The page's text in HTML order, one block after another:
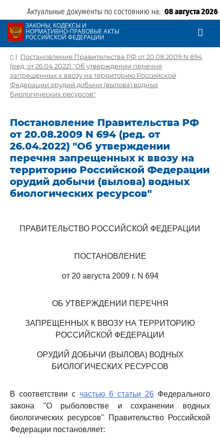
Актуальные документы по состоянию на: 08 августа 2026
ЗАКОНЫ, КОДЕКСЫ И
НОРМАТИВНО-ПРАВОВЫЕ АКТЫ
РОССИЙСКОЙ ФЕДЕРАЦИИ
| Постановление Правительства РФ от 20.08.2009 N 694
(ред. от 26.04.2022) "Об утверждении перечня
запрещенных к ввозу на территорию Российской
Федерации орудий добычи (вылова) водных
биологических ресурсов"
Постановление Правительства РФ
от 20.08.2009 N 694 (ред. от
26.04.2022) "Об утверждении
перечня запрещенных к ввозу на
территорию Российской Федерации
орудий добычи (вылова) водных
биологических ресурсов"
ПРАВИТЕЛЬСТВО РОССИЙСКОЙ ФЕДЕРАЦИИ
ПОСТАНОВЛЕНИЕ
от 20 августа 2009 г. N 694
ОБ УТВЕРЖДЕНИИ ПЕРЕЧНЯ
ЗАПРЕЩЕННЫХ К ВВОЗУ НА ТЕРРИТОРИЮ
РОССИЙСКОЙ ФЕДЕРАЦИИ
ОРУДИЙ ДОБЫЧИ (ВЫЛОВА) ВОДНЫХ
БИОЛОГИЧЕСКИХ РЕСУРСОВ
В соответствии с частью 6 статьи 26 Федерального
закона "О рыболовстве и сохранении водных
биологических ресурсов" Правительство Российской
Федерации постановляет: